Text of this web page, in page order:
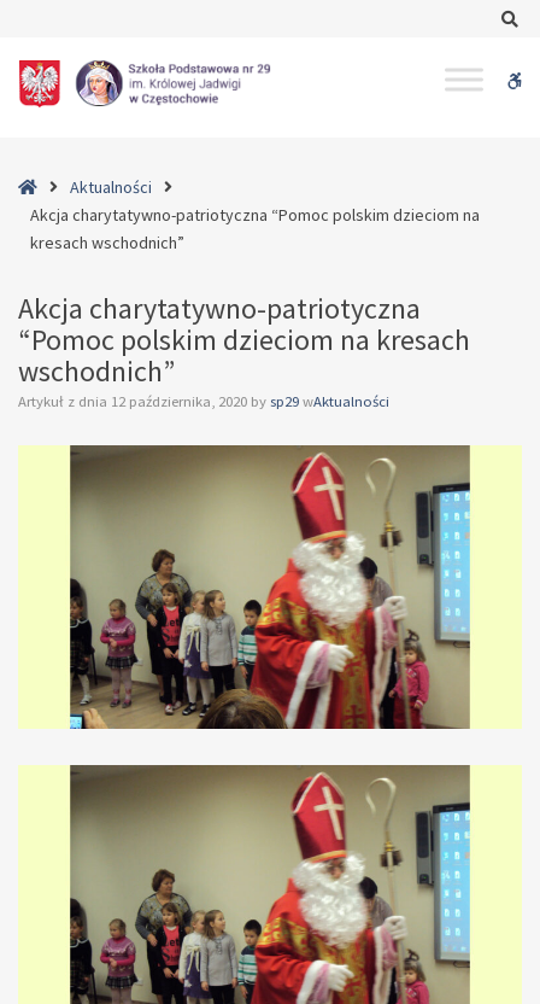
charytatywno-
patriotyczna
dzieciom
kresach
HomeAktualności
Akcja charytatywno-patriotyczna “Pomoc polskim dzieciom na
kresach wschodnich”
Akcja charytatywno-patriotyczna
“Pomoc polskim dzieciom na kresach
wschodnich”
Artykuł z dnia 12 października, 2020 by sp29 wAktualności